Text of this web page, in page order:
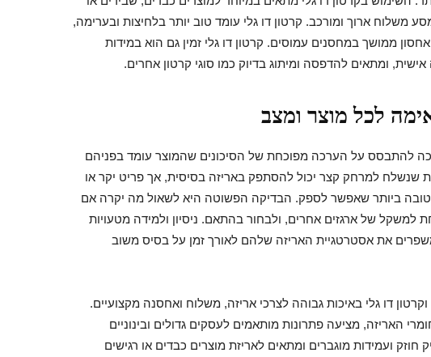
משלוח ארוך ומורכב. קרטון דו גלי עומד טוב יותר בלחיצות ובערימה,
ממושך במחסנים עמוסים. קרטון דו גלי זמין גם הוא במידות
ומתאים להדפסה ומיתוג בדיוק כמו סוגי קרטון אחרים.
לכל מוצר ומצב
להתבסס על הערכה מפוכחת של הסיכונים שהמוצר עומד בפניהם
שנשלח למרחק קצר יכול להסתפק באריזה בסיסית, אך פריט יקר או
ביותר שאפשר לספק. הבדיקה הפשוטה היא לשאול מה יקרה אם
למשקל של ארגזים אחרים, ולבחור בהתאם. ניסיון ולמידה מטעויות
את אסטרטגיית האריזה שלהם לאורך זמן על בסיס משוב
דו גלי באיכות גבוהה לצרכי אריזה, משלוח ואחסנה מקצועיים.
האריזה, מציעה פתרונות מותאמים לעסקים גדולים ובינוניים
חוזק ועמידות מוגברים ומתאים לאריזת מוצרים כבדים או רגישים